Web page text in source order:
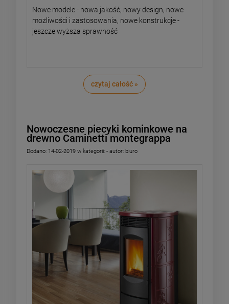
Nowe modele - nowa jakość, nowy design, nowe
możliwości i zastosowania, nowe konstrukcje -
jeszcze wyższa sprawność
czytaj całość »
Nowoczesne piecyki kominkowe na
drewno Caminetti montegrappa
Dodano: 14-02-2019 w kategorii: - autor: biuro